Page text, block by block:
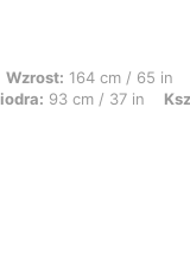
cm / 65 in, Waga: 57
Wzrost: 164 cm / 65 in
93 cm / 37 in